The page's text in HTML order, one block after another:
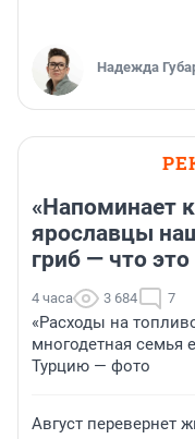
Надежда
«Напоминает
ярославцы
гриб — что это
4 часа 3 684 7
«Расходы на
многодетная семья
Турцию — фото
Август перевернет